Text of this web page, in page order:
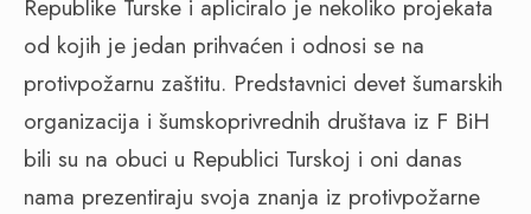
Republike Turske i apliciralo je nekoliko projekata
od kojih je jedan prihvaćen i odnosi se na
protivpožarnu zaštitu. Predstavnici devet šumarskih
organizacija i šumskoprivrednih društava iz F BiH
bili su na obuci u Republici Turskoj i oni danas
nama prezentiraju svoja znanja iz protivpožarne